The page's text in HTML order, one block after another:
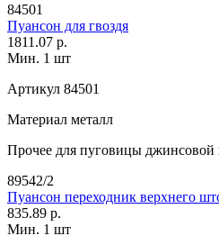
84501
Пуансон для гвоздя
1811.07 р.
Мин. 1 шт
Артикул 84501
Материал металл
Прочее для пуговицы джинсовой
89542/2
Пуансон переходник верхнего
835.89 р.
Мин. 1 шт